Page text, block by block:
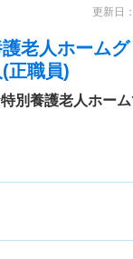
更新日
老人ホームグ
正職員)
別養護老人ホー